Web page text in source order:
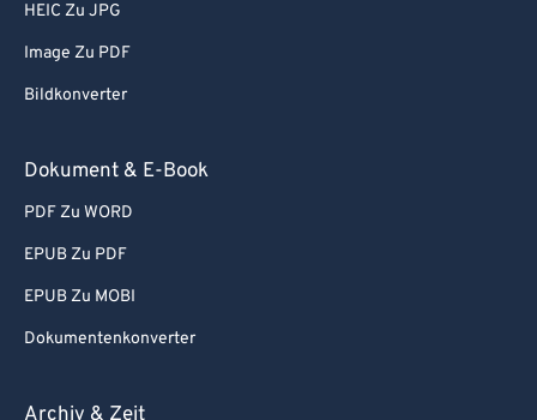
HEIC Zu JPG
Image Zu PDF
Bildkonverter
Dokument & E-Book
PDF Zu WORD
EPUB Zu PDF
EPUB Zu MOBI
Dokumentenkonverter